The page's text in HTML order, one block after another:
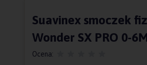
Suavinex smoczek
Wonder SX PRO 0-
Ocena: